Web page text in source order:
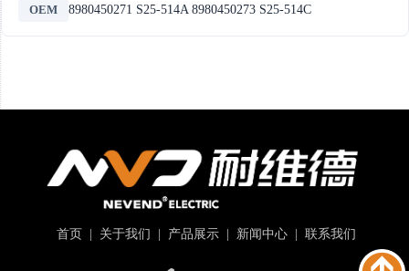
OEM 8980450271 S25-514A 8980450273 S25-514C
首页 关于我们 产品展示| 新闻中心| 联系我们